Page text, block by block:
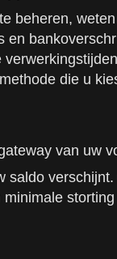
beheren,
die u
van uw